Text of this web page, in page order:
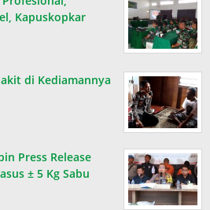
Kapuskopkar
di Kediamannya
Press Release
± 5 Kg Sabu